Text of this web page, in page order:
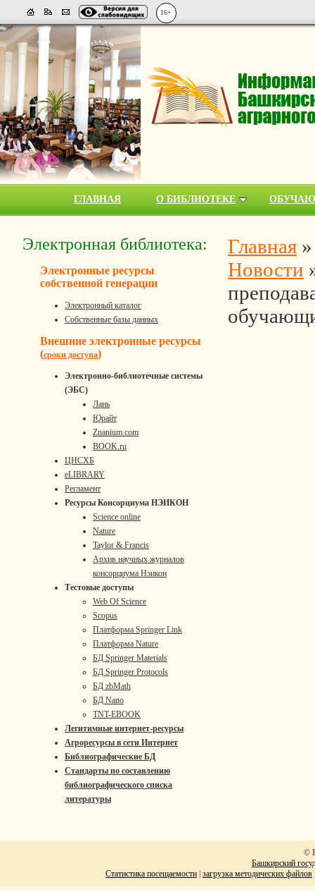
16+
ГЛАВНАЯ О БИБЛИОТЕКЕ
Электронная библиотека:
Электронные ресурсы
собственной генерации
Электронный каталог
Собственные базы данных
Внешние электронные ресурсы
(сроки доступа)
Электронно-библиотечные системы
(ЭБС)
Лань
Юрайт
Znanium.com
BOOK.ru
ЦНСХБ
eLIBRARY
Регламент
Ресурсы Консорциума НЭИКОН
Science online
Nature
Taylor & Francis
Архив научных журналов
консорциума Нэикон
Тестовые доступы
Web Of Science
Scopus
Платформа Springer Link
Платформа Nature
БД Springer Materials
БД Springer Protocols
БД zbMath
БД Nano
TNT-EBOOK
Легитимные интернет-ресурсы
Агроресурсы в сети Интернет
Библиографические БД
Стандарты по составлению
библиографического списка
литературы
Главная
Новости
©
Башкирский
Статистика посещаемости загрузка методических файлов